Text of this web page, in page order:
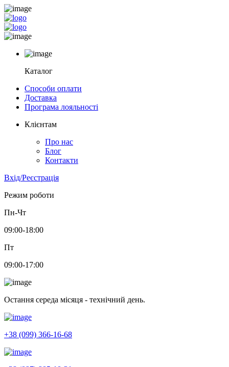
Каталог
Способи оплати
Доставка
Програма лояльності
Клієнтам
Про нас
Блог
Контакти
Вхід/Реєстрація
Режим роботи
Пн-Чт
09:00-18:00
Пт
09:00-17:00
Остання середа місяця - технічний день.
+38 (099) 366-16-68